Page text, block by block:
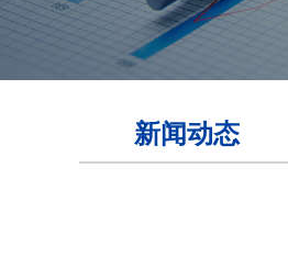
新闻动态
医用加温箱
医用冷藏柜